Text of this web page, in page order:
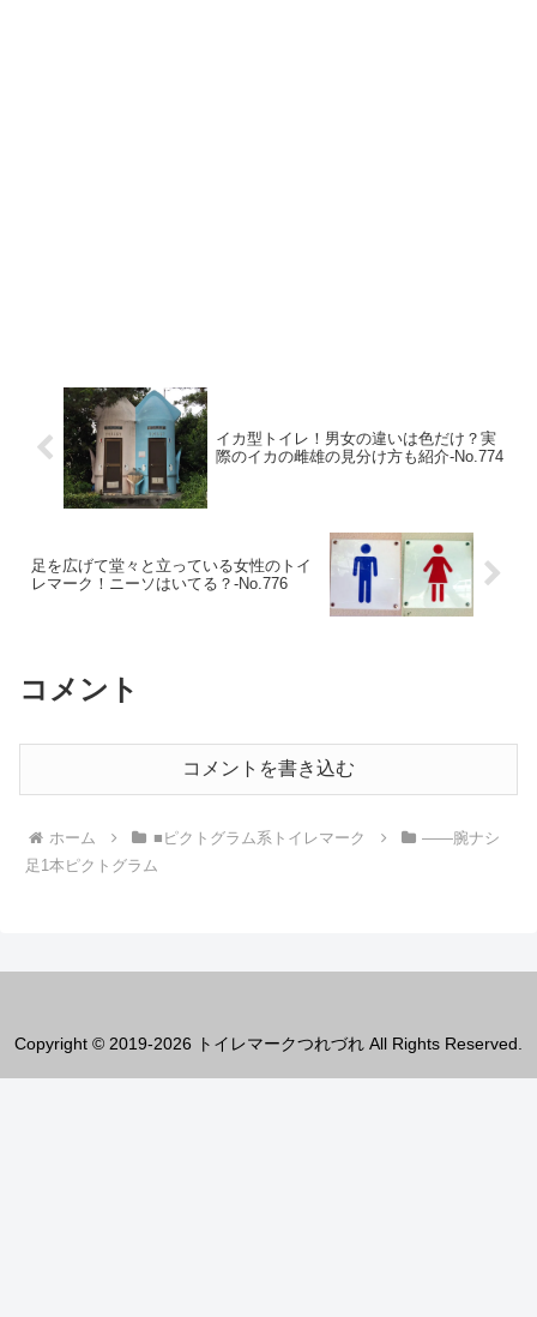
イカ型トイレ！男女の違いは色だけ？実
際のイカの雌雄の見分け方も紹介‐No.774
足を広げて堂々と立っている女性のトイ
レマーク！ニーソはいてる？‐No.776
コメント
コメントを書き込む
ホーム ■ピクトグラム系トイレマーク
――腕ナシ
足1本ピクトグラム
Copyright © 2019-2026 トイレマークつれづれ All Rights Reserved.